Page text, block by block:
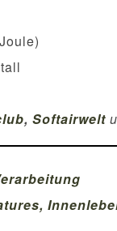
, Softairwelt